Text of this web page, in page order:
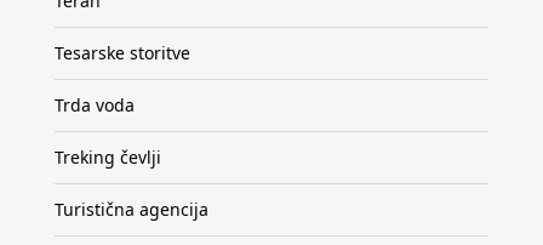
Tesarske storitve
Trda voda
Treking čevlji
Turistična agencija